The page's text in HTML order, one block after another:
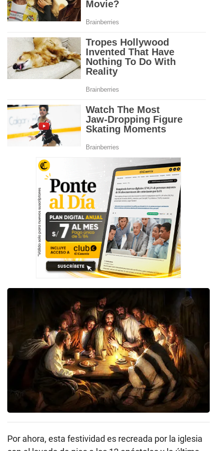
Por ahora, esta festividad es recreada por la iglesia